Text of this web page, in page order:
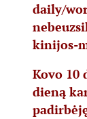
daily/
kinijos-
Kovo 10
dieną